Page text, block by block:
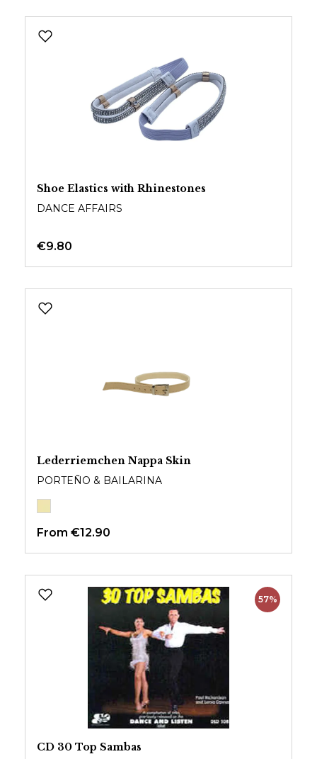
Shoe Elastics with Rhinestones
DANCE AFFAIRS
€9.80
Lederriemchen Nappa Skin
PORTEÑO & BAILARINA
From €12.90
57%
CD 30 Top Sambas